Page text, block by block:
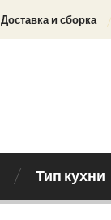
Доставка и сборка
Тип кухни